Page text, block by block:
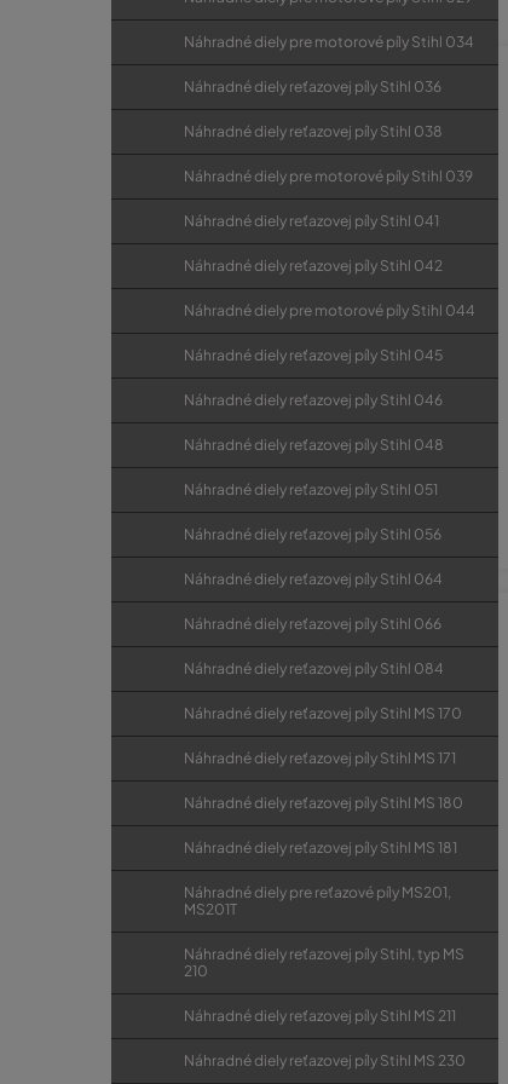
Náhradné diely pre motorové píly Stihl 034
Náhradné diely reťazovej píly Stihl 036
Náhradné diely reťazovej píly Stihl 038
Náhradné diely pre motorové píly Stihl 039
Náhradné diely reťazovej píly Stihl 041
Náhradné diely reťazovej píly Stihl 042
Náhradné diely pre motorové píly Stihl 044
Náhradné diely reťazovej píly Stihl 045
Náhradné diely reťazovej píly Stihl 046
Náhradné diely reťazovej píly Stihl 048
Náhradné diely reťazovej píly Stihl 051
Náhradné diely reťazovej píly Stihl 056
Náhradné diely reťazovej píly Stihl 064
Náhradné diely reťazovej píly Stihl 066
Náhradné diely reťazovej píly Stihl 084
Náhradné diely reťazovej píly Stihl MS 170
Náhradné diely reťazovej píly Stihl MS 171
Náhradné diely reťazovej píly Stihl MS 180
Náhradné diely reťazovej píly Stihl MS 181
Náhradné diely pre reťazové píly MS201,
MS201T
Náhradné diely reťazovej píly Stihl, typ MS
210
Náhradné diely reťazovej píly Stihl MS 211
Náhradné diely reťazovej píly Stihl MS 230